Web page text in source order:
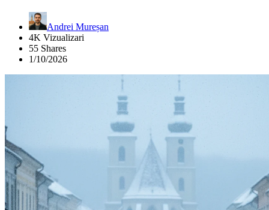
Andrei Mureșan
4K Vizualizari
55 Shares
1/10/2026